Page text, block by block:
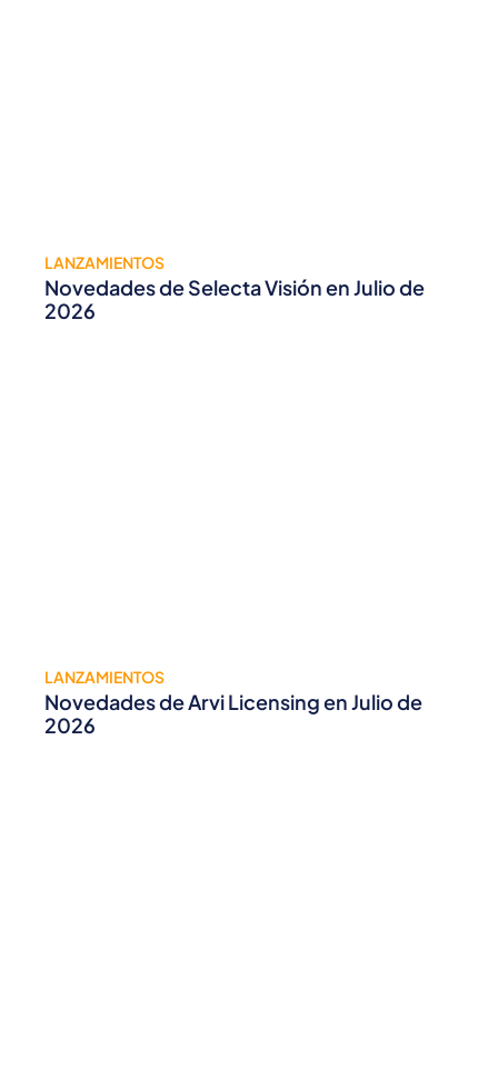
LANZAMIENTOS
Novedades de Selecta Visión en Julio de
2026
LANZAMIENTOS
Novedades de Arvi Licensing en Julio de
2026